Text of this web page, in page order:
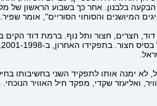
המיושנים והסוחוי הסוריים", אומר שפיר.
לא ימנה אותו לתפקיד השני בחשיבותו
שקדי, מפקד חיל האוויר הנוכחי.